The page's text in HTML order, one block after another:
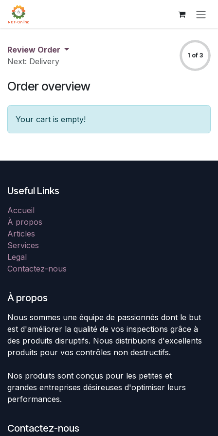
Skip to Content
Review Order
Next: Delivery
1 of 3
Order overview
Your cart is empty!
Useful Links
Accueil
À propos
Articles
Services
Legal
Contactez-nous
À propos
Nous sommes une équipe de passionnés dont le but
est d'améliorer la qualité de vos inspections grâce à
des produits disruptifs. Nous distribuons d'excellents
produits pour vos contrôles non destructifs.
Nos produits sont conçus pour les petites et
grandes entreprises désireuses d'optimiser leurs
performances.
Contactez-nous